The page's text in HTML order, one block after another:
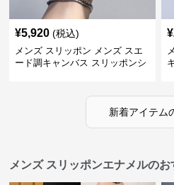
¥5,920 (税込)
メンズ スリッポン メンズ スエ
ード調キャンバス スリッポンシ
¥
新着アイテム
メンズ スリッポンエナメルの